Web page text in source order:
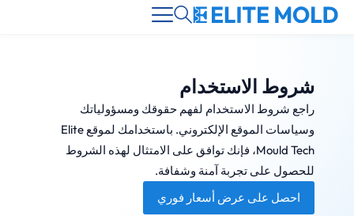
شروط الاستخدام
راجع شروط الاستخدام لفهم حقوقك ومسؤولياتك
وسياسات الموقع الإلكتروني. باستخدامك لموقع Elite
Mould Tech، فإنك توافق على الامتثال لهذه الشروط
للحصول على تجربة آمنة وشفافة.
احصل على عرض أسعار فوري